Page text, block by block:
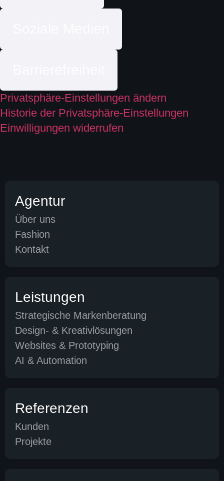
Privatsphäre-Einstellungen ändern
Historie der Privatsphäre-Einstellungen
Einwilligungen widerrufen
Agentur
Über uns
Fashion
Kontakt
Leistungen
Strategische Markenberatung
Design- & Kreativlösungen
Websites & Prototyping
AI & Automation
Referenzen
Kunden
Projekte